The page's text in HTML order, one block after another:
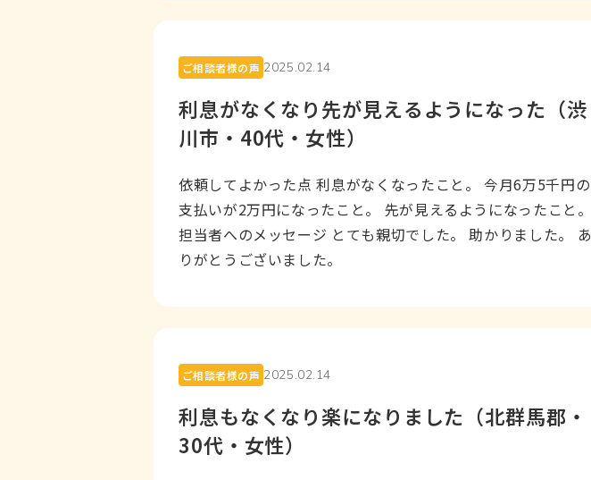
ご相談者様の声 2025.02.14
利息がなくなり先が見えるようになった（渋
川市・40代・女性）
依頼してよかった点 利息がなくなったこと。 今月6万5千円の
支払いが2万円になったこと。 先が見えるようになったこと。
担当者へのメッセージ とても親切でした。 助かりました。 あ
りがとうございました。
ご相談者様の声 2025.02.14
利息もなくなり楽になりました（北群馬郡・
30代・女性）